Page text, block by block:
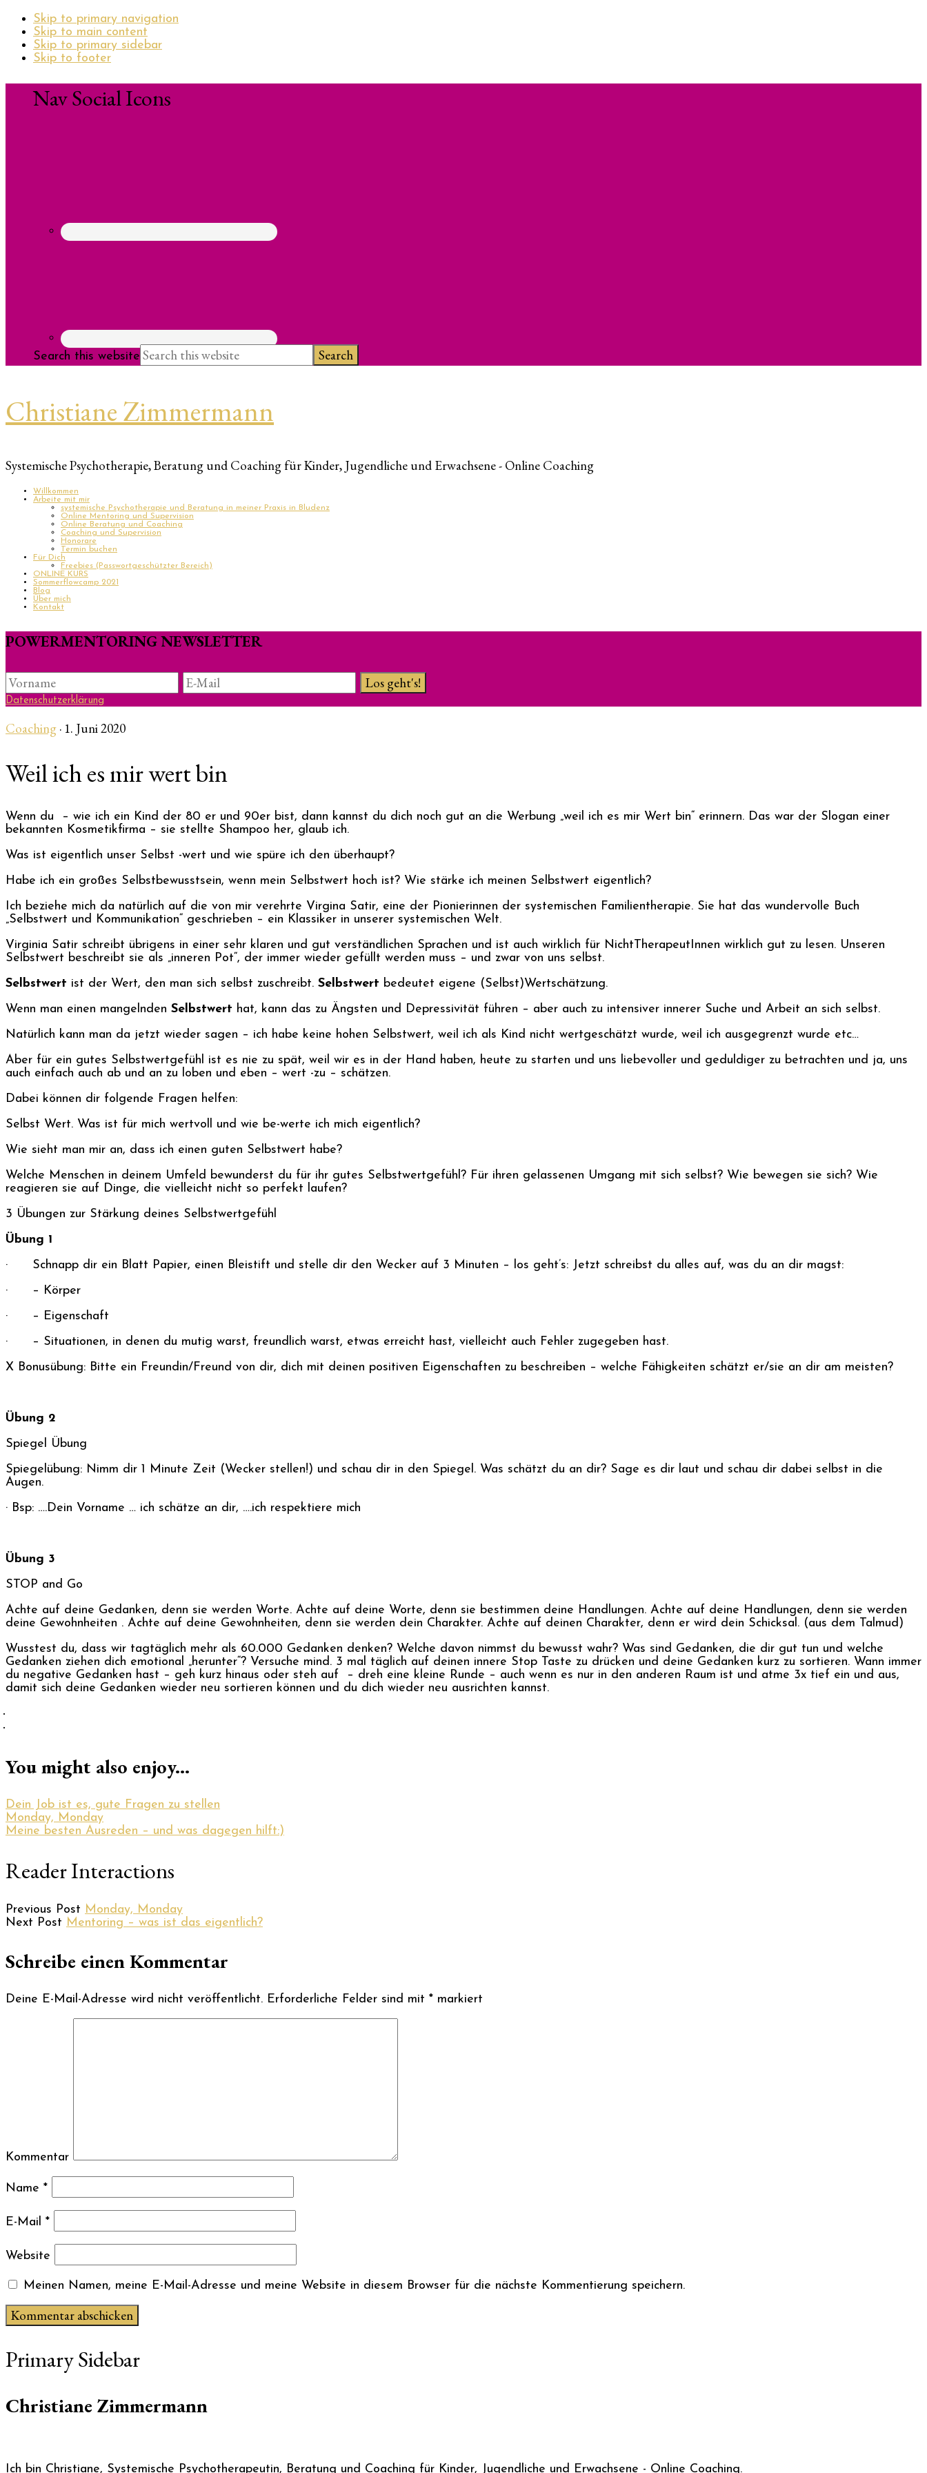
Skip to primary navigation
Skip to main content
Skip to primary sidebar
Skip to footer
Nav Social Icons
Search this website
Christiane Zimmermann
Systemische Psychotherapie, Beratung und Coaching für Kinder, Jugendliche und Erwachsene - Online Coaching
Willkommen
Arbeite mit mir
systemische Psychotherapie und Beratung in meiner Praxis in Bludenz
Online Mentoring und Supervision
Online Beratung und Coaching
Coaching und Supervision
Honorare
Termin buchen
Für Dich
Freebies (Passwortgeschützter Bereich)
ONLINE KURS
Sommerflowcamp 2021
Blog
Über mich
Kontakt
POWERMENTORING NEWSLETTER
Datenschutzerklärung
Coaching · 1. Juni 2020
Weil ich es mir wert bin
Wenn du – wie ich ein Kind der 80 er und 90er bist, dann kannst du dich noch gut an die Werbung „weil ich es mir Wert bin“ erinnern. Das war der Slogan einer
bekannten Kosmetikfirma – sie stellte Shampoo her, glaub ich.
Was ist eigentlich unser Selbst -wert und wie spüre ich den überhaupt?
Habe ich ein großes Selbstbewusstsein, wenn mein Selbstwert hoch ist? Wie stärke ich meinen Selbstwert eigentlich?
Ich beziehe mich da natürlich auf die von mir verehrte Virgina Satir, eine der Pionierinnen der systemischen Familientherapie. Sie hat das wundervolle Buch
„Selbstwert und Kommunikation“ geschrieben – ein Klassiker in unserer systemischen Welt.
Virginia Satir schreibt übrigens in einer sehr klaren und gut verständlichen Sprachen und ist auch wirklich für NichtTherapeutInnen wirklich gut zu lesen. Unseren
Selbstwert beschreibt sie als „inneren Pot“, der immer wieder gefüllt werden muss – und zwar von uns selbst.
Selbstwert ist der Wert, den man sich selbst zuschreibt. Selbstwert bedeutet eigene (Selbst)Wertschätzung.
Wenn man einen mangelnden Selbstwert hat, kann das zu Ängsten und Depressivität führen – aber auch zu intensiver innerer Suche und Arbeit an sich selbst.
Natürlich kann man da jetzt wieder sagen – ich habe keine hohen Selbstwert, weil ich als Kind nicht wertgeschätzt wurde, weil ich ausgegrenzt wurde etc…
Aber für ein gutes Selbstwertgefühl ist es nie zu spät, weil wir es in der Hand haben, heute zu starten und uns liebevoller und geduldiger zu betrachten und ja, uns
auch einfach auch ab und an zu loben und eben – wert -zu – schätzen.
Dabei können dir folgende Fragen helfen:
Selbst Wert. Was ist für mich wertvoll und wie be-werte ich mich eigentlich?
Wie sieht man mir an, dass ich einen guten Selbstwert habe?
Welche Menschen in deinem Umfeld bewunderst du für ihr gutes Selbstwertgefühl? Für ihren gelassenen Umgang mit sich selbst? Wie bewegen sie sich? Wie
reagieren sie auf Dinge, die vielleicht nicht so perfekt laufen?
3 Übungen zur Stärkung deines Selbstwertgefühl
Übung 1
· Schnapp dir ein Blatt Papier, einen Bleistift und stelle dir den Wecker auf 3 Minuten – los geht’s: Jetzt schreibst du alles auf, was du an dir magst:
· – Körper
· – Eigenschaft
· – Situationen, in denen du mutig warst, freundlich warst, etwas erreicht hast, vielleicht auch Fehler zugegeben hast.
X Bonusübung: Bitte ein Freundin/Freund von dir, dich mit deinen positiven Eigenschaften zu beschreiben – welche Fähigkeiten schätzt er/sie an dir am meisten?
Übung 2
Spiegel Übung
Spiegelübung: Nimm dir 1 Minute Zeit (Wecker stellen!) und schau dir in den Spiegel. Was schätzt du an dir? Sage es dir laut und schau dir dabei selbst in die
Augen.
· Bsp: ….Dein Vorname … ich schätze an dir, ….ich respektiere mich
Übung 3
STOP and Go
Achte auf deine Gedanken, denn sie werden Worte. Achte auf deine Worte, denn sie bestimmen deine Handlungen. Achte auf deine Handlungen, denn sie werden
deine Gewohnheiten . Achte auf deine Gewohnheiten, denn sie werden dein Charakter. Achte auf deinen Charakter, denn er wird dein Schicksal. (aus dem Talmud)
Wusstest du, dass wir tagtäglich mehr als 60.000 Gedanken denken? Welche davon nimmst du bewusst wahr? Was sind Gedanken, die dir gut tun und welche
Gedanken ziehen dich emotional „herunter“? Versuche mind. 3 mal täglich auf deinen innere Stop Taste zu drücken und deine Gedanken kurz zu sortieren. Wann immer
du negative Gedanken hast – geh kurz hinaus oder steh auf – dreh eine kleine Runde – auch wenn es nur in den anderen Raum ist und atme 3x tief ein und aus,
damit sich deine Gedanken wieder neu sortieren können und du dich wieder neu ausrichten kannst.
·
·
You might also enjoy...
Dein Job ist es, gute Fragen zu stellen
Monday, Monday
Meine besten Ausreden – und was dagegen hilft:)
Reader Interactions
Previous Post Monday, Monday
Next Post Mentoring – was ist das eigentlich?
Schreibe einen Kommentar
Deine E-Mail-Adresse wird nicht veröffentlicht. Erforderliche Felder sind mit * markiert
Kommentar
Name *
E-Mail *
Website
Meinen Namen, meine E-Mail-Adresse und meine Website in diesem Browser für die nächste Kommentierung speichern.
Primary Sidebar
Christiane Zimmermann
Ich bin Christiane, Systemische Psychotherapeutin, Beratung und Coaching für Kinder, Jugendliche und Erwachsene - Online Coaching.